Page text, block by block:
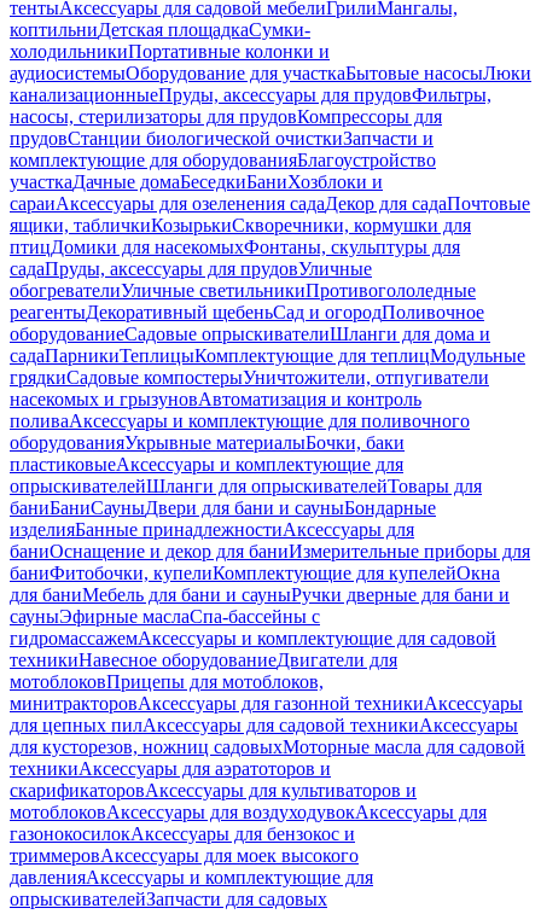
тентыАксессуары для садовой мебелиГрилиМангалы,
коптильниДетская площадкаСумки-
холодильникиПортативные колонки и
аудиосистемыОборудование для участкаБытовые насосыЛюки
канализационныеПруды, аксессуары для прудовФильтры,
насосы, стерилизаторы для прудовКомпрессоры для
прудовСтанции биологической очисткиЗапчасти и
комплектующие для оборудованияБлагоустройство
участкаДачные домаБеседкиБаниХозблоки и
сараиАксессуары для озеленения садаДекор для садаПочтовые
ящики, табличкиКозырькиСкворечники, кормушки для
птицДомики для насекомыхФонтаны, скульптуры для
садаПруды, аксессуары для прудовУличные
обогревателиУличные светильникиПротивогололедные
реагентыДекоративный щебеньСад и огородПоливочное
оборудованиеСадовые опрыскивателиШланги для дома и
садаПарникиТеплицыКомплектующие для теплицМодульные
грядкиСадовые компостерыУничтожители, отпугиватели
насекомых и грызуновАвтоматизация и контроль
поливаАксессуары и комплектующие для поливочного
оборудованияУкрывные материалыБочки, баки
пластиковыеАксессуары и комплектующие для
опрыскивателейШланги для опрыскивателейТовары для
баниБаниСауныДвери для бани и сауныБондарные
изделияБанные принадлежностиАксессуары для
баниОснащение и декор для баниИзмерительные приборы для
баниФитобочки, купелиКомплектующие для купелейОкна
для баниМебель для бани и сауныРучки дверные для бани и
сауныЭфирные маслаСпа-бассейны с
гидромассажемАксессуары и комплектующие для садовой
техникиНавесное оборудованиеДвигатели для
мотоблоковПрицепы для мотоблоков,
минитракторовАксессуары для газонной техникиАксессуары
для цепных пилАксессуары для садовой техникиАксессуары
для кусторезов, ножниц садовыхМоторные масла для садовой
техникиАксессуары для аэратоторов и
скарификаторовАксессуары для культиваторов и
мотоблоковАксессуары для воздуходувокАксессуары для
газонокосилокАксессуары для бензокос и
триммеровАксессуары для моек высокого
давленияАксессуары и комплектующие для
опрыскивателейЗапчасти для садовых